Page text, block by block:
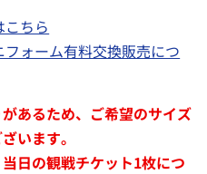
ちら
ォーム有料交換販売につ
あるため、ご希望のサイズ
います。
日の観戦チケット1枚につ